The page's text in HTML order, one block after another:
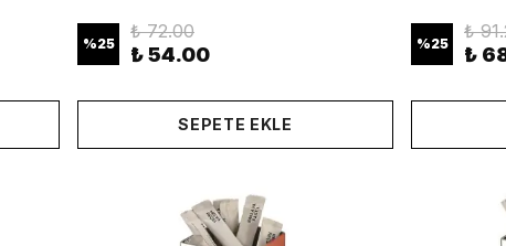
%25
₺ 72.00
₺ 54.00
SEPETE EKLE
%25
₺
₺